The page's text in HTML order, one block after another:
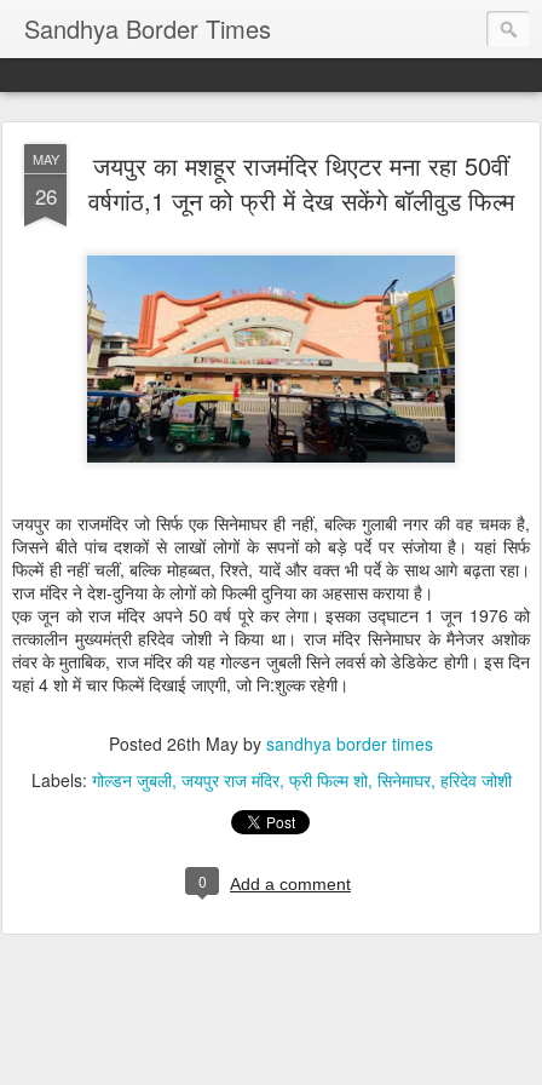
Sandhya Border Times
MAY
26
जयपुर का मशहूर राजमंदिर थिएटर मना रहा 50वीं
वर्षगांठ,1 जून को फ्री में देख सकेंगे बॉलीवुड फिल्म
जयपुर का राजमंदिर जो सिर्फ एक सिनेमाघर ही नहीं, बल्कि गुलाबी नगर की वह चमक है,
जिसने बीते पांच दशकों से लाखों लोगों के सपनों को बड़े पर्दे पर संजोया है। यहां सिर्फ
फिल्में ही नहीं चलीं, बल्कि मोहब्बत, रिश्ते, यादें और वक्त भी पर्दे के साथ आगे बढ़ता रहा।
राज मंदिर ने देश-दुनिया के लोगों को फिल्मी दुनिया का अहसास कराया है।
एक जून को राज मंदिर अपने 50 वर्ष पूरे कर लेगा। इसका उद्घाटन 1 जून 1976 को
तत्कालीन मुख्यमंत्री हरिदेव जोशी ने किया था। राज मंदिर सिनेमाघर के मैनेजर अशोक
तंवर के मुताबिक, राज मंदिर की यह गोल्डन जुबली सिने लवर्स को डेडिकेट होगी। इस दिन
यहां 4 शो में चार फिल्में दिखाई जाएगी, जो नि:शुल्क रहेगी।
Posted 26th May by sandhya border times
Labels: गोल्डन जुबली जयपुर राज मंदिर फ्री फिल्म शो सिनेमाघर हरिदेव जोशी
0 Add a comment